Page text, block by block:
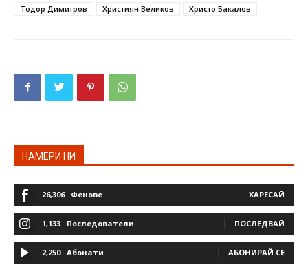
Тодор Димитров
Християн Великов Христо Бакалов
НАМЕРИ НИ
26,306 Фенове ХАРЕСАЙ
1,133 Последователи ПОСЛЕДВАЙ
2,250 Абонати АБОНИРАЙ СЕ